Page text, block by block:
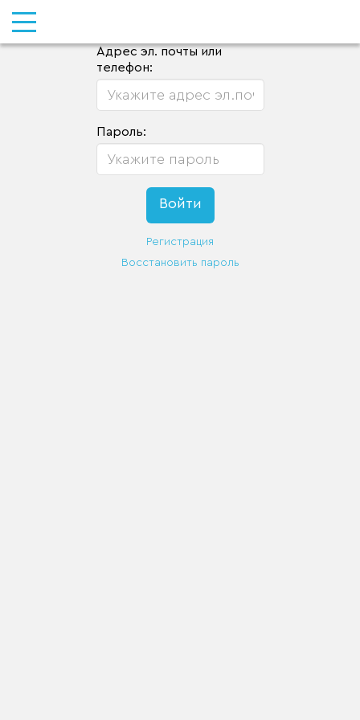
Адрес эл. почты или
телефон:
Пароль:
Регистрация
Восстановить пароль